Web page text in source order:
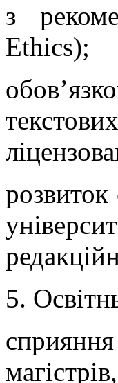
з
Ethics);
5.
сприяння